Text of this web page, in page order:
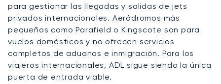
para gestionar las llegadas y salidas de jets
privados internacionales. Aeródromos más
pequeños como Parafield o Kingscote son para
vuelos domésticos y no ofrecen servicios
completos de aduanas e inmigración. Para los
viajeros internacionales, ADL sigue siendo la única
puerta de entrada viable.